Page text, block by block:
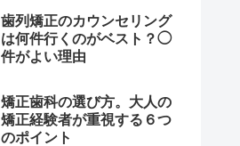
歯列矯正のカウンセリング
は何件行くのがベスト？◯
件がよい理由
矯正歯科の選び方。大人の
矯正経験者が重視する６つ
のポイント